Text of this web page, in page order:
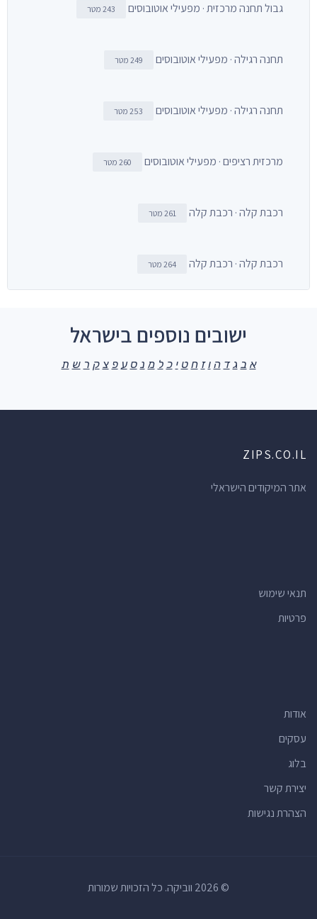
גבול תחנה מרכזית · מפעילי אוטובוסים 243 מטר
תחנה רגילה · מפעילי אוטובוסים 249 מטר
תחנה רגילה · מפעילי אוטובוסים 253 מטר
מרכזית רציפים · מפעילי אוטובוסים 260 מטר
רכבת קלה · רכבת קלה 261 מטר
רכבת קלה · רכבת קלה 264 מטר
ישובים נוספים בישראל
א ב ג ד ה ו ז ח ט י כ ל מ נ ס ע פ צ ק ר ש ת
ZIPS.CO.IL
אתר המיקודים הישראלי
תנאי שימוש
פרטיות
אודות
עסקים
בלוג
יצירת קשר
הצהרת נגישות
© 2026 ווביקה. כל הזכויות שמורות